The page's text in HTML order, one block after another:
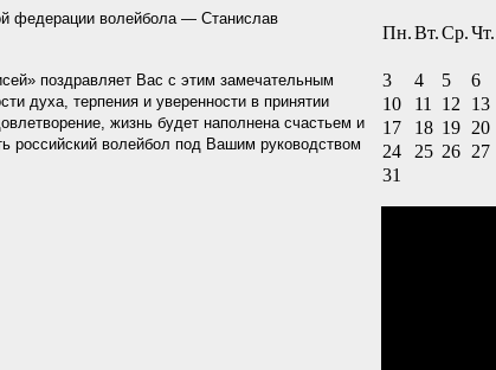
федерации волейбола — Станислав
поздравляет Вас с этим замечательным
духа, терпения и уверенности в принятии
жизнь будет наполнена счастьем и
российский волейбол под Вашим руководством
Пн.Вт.Ср.Чт.
3
4 5 6
10
11 12 13
17
18 19 20
24
25 26 27
31